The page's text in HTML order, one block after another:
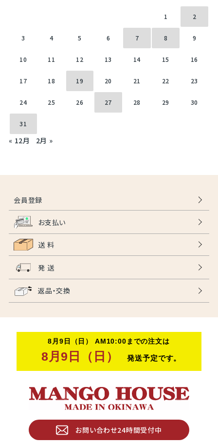
1 2
3 4 5 6 7 8 9
10 11 12 13 14 15 16
17 18 19 20 21 22 23
24 25 26 27 28 29 30
31
« 12月 2月 »
会員登録
お支払い
送 料
発 送
返品・交換
お問い合わせ24時間受付中